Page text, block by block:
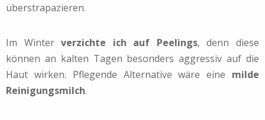
überstrapazieren.
Im Winterverzichte ich auf Peelings, denn diese
können an kalten Tagen besonders aggressiv auf die
Haut wirken. Pflegende Alternative wäre eine milde
Reinigungsmilch.